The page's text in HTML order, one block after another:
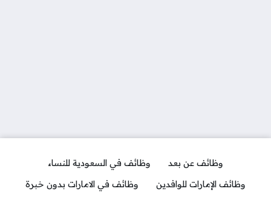
وظائف عن بعد
وظائف في السعودية للنساء
وظائف الإمارات للوافدين
وظائف في الامارات بدون خبرة